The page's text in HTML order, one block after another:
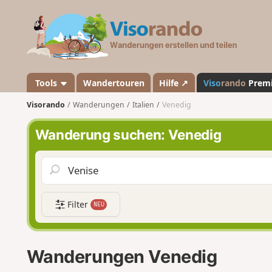
a
n
o
Tools Wandertouren Hilfe ↗ Visorando
Visorando Wanderungen Italien Venedig
Wanderung suchen: Venedig
Filter NEU
Wanderungen Venedig